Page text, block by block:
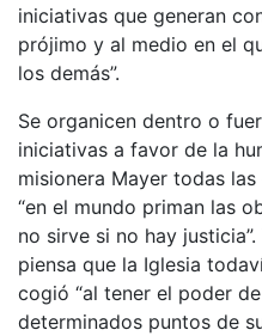
iniciativas que generan
prójimo y al medio en el
los demás”.
Se organicen dentro o
iniciativas a favor de la
misionera Mayer todas
“en el mundo priman las
no sirve si no hay
piensa que la Iglesia
cogió “al tener el poder
determinados puntos de